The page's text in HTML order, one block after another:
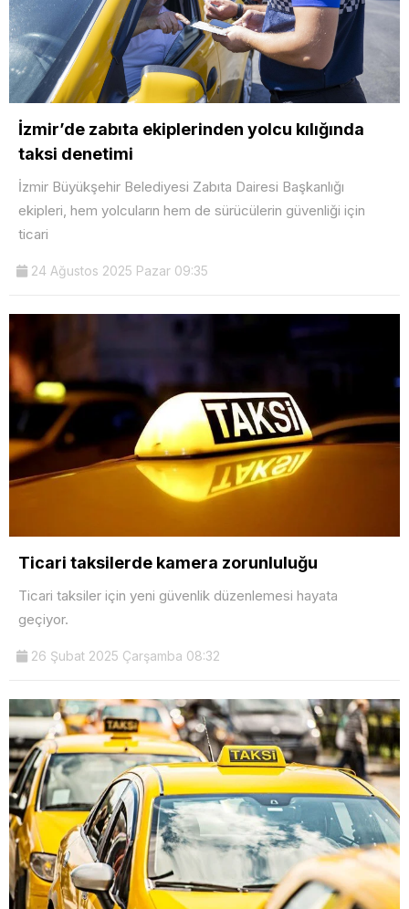
İzmir’de zabıta ekiplerinden yolcu kılığında
taksi denetimi
İzmir Büyükşehir Belediyesi Zabıta Dairesi Başkanlığı
ekipleri, hem yolcuların hem de sürücülerin güvenliği için
ticari
24 Ağustos 2025 Pazar 09:35
Ticari taksilerde kamera zorunluluğu
Ticari taksiler için yeni güvenlik düzenlemesi hayata
geçiyor.
26 Şubat 2025 Çarşamba 08:32